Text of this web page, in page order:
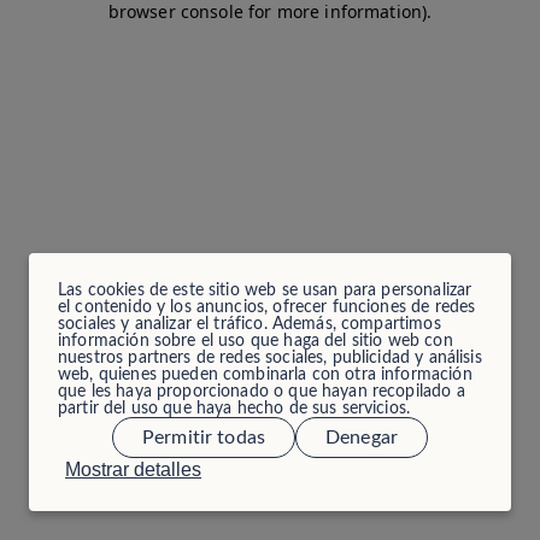
Las cookies de este sitio web se usan para personalizar
el contenido y los anuncios, ofrecer funciones de redes
sociales y analizar el tráfico. Además, compartimos
información sobre el uso que haga del sitio web con
nuestros partners de redes sociales, publicidad y análisis
web, quienes pueden combinarla con otra información
que les haya proporcionado o que hayan recopilado a
partir del uso que haya hecho de sus servicios.
Mostrar detalles
Permitir todas Denegar
browser console for more information).